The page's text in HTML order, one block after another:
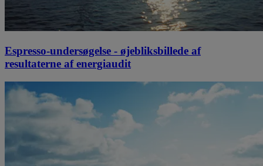
Espresso-undersøgelse - øjebliksbillede af
resultaterne af energiaudit